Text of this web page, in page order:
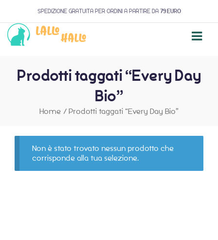
SPEDIZIONE GRATUITA PER ORDINI A PARTIRE DA 79 EURO
Prodotti taggati “Every Day
Bio”
Home / Prodotti taggati “Every Day Bio”
Non è stato trovato nessun prodotto che
corrisponde alla tua selezione.